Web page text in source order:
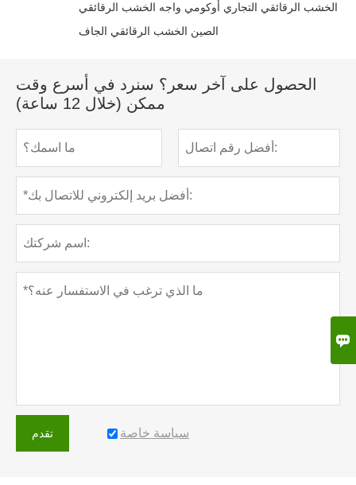
الخشب الرقائقي التجاري أوكومي واجه الخشب الرقائقي
الصين الخشب الرقائقي الجاف
الحصول على آخر سعر؟ سنرد في أسرع وقت
ممكن (خلال 12 ساعة)
تقدم سياسة خاصة
